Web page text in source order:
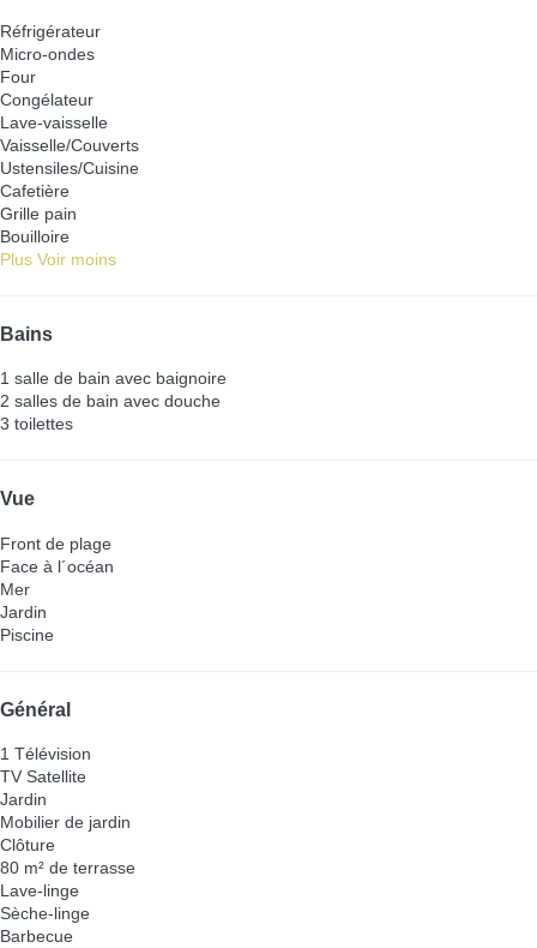
Réfrigérateur
Micro-ondes
Four
Congélateur
Lave-vaisselle
Vaisselle/Couverts
Ustensiles/Cuisine
Cafetière
Grille pain
Bouilloire
Plus Voir moins
Bains
1 salle de bain avec baignoire
2 salles de bain avec douche
3 toilettes
Vue
Front de plage
Face à l´océan
Mer
Jardin
Piscine
Général
1 Télévision
TV Satellite
Jardin
Mobilier de jardin
Clôture
80 m² de terrasse
Lave-linge
Sèche-linge
Barbecue